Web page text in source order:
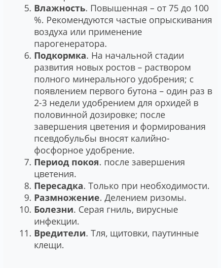
Влажность. Повышенная – от 75 до 100
%. Рекомендуются частые опрыскивания
воздуха или применение
парогенератора.
Подкормка. На начальной стадии
развития новых ростов – раствором
полного минерального удобрения; с
появлением первого бутона – один раз в
2-3 недели удобрением для орхидей в
половинной дозировке; после
завершения цветения и формирования
псевдобульбы вносят калийно-
фосфорное удобрение.
Период покоя. после завершения
цветения.
Пересадка. Только при необходимости.
Размножение. Делением ризомы.
Болезни. Серая гниль, вирусные
инфекции.
Вредители. Тля, щитовки, паутинные
клещи.